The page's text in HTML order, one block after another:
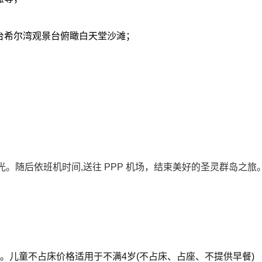
尔湾观景台俯瞰白天堂沙滩；
随后依班机时间,送往 PPP 机场，结束美好的圣灵群岛之旅
儿童不占床价格适用于不满4岁(不占床、占座、不提供早餐)